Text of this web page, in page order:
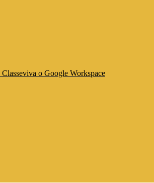
o Google Workspace